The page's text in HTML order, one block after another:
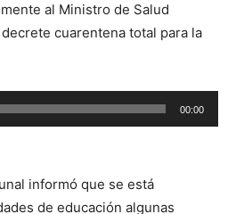
al Ministro de Salud
cuarentena total para la
00:00
informó que se está
de educación algunas